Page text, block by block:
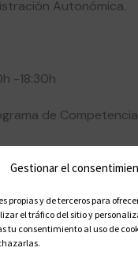
Gestionar el
propias y de terceros para
el tráfico del sitio y
tu consentimiento al uso de
Autonómica.
-18:30h
de
10/6/2026